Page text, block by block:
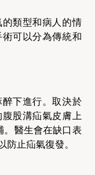
類型和病人的情
可以分為傳統和
下進行。取決於
股溝疝氣皮膚上
。醫生會在缺口表
防止疝氣復發。